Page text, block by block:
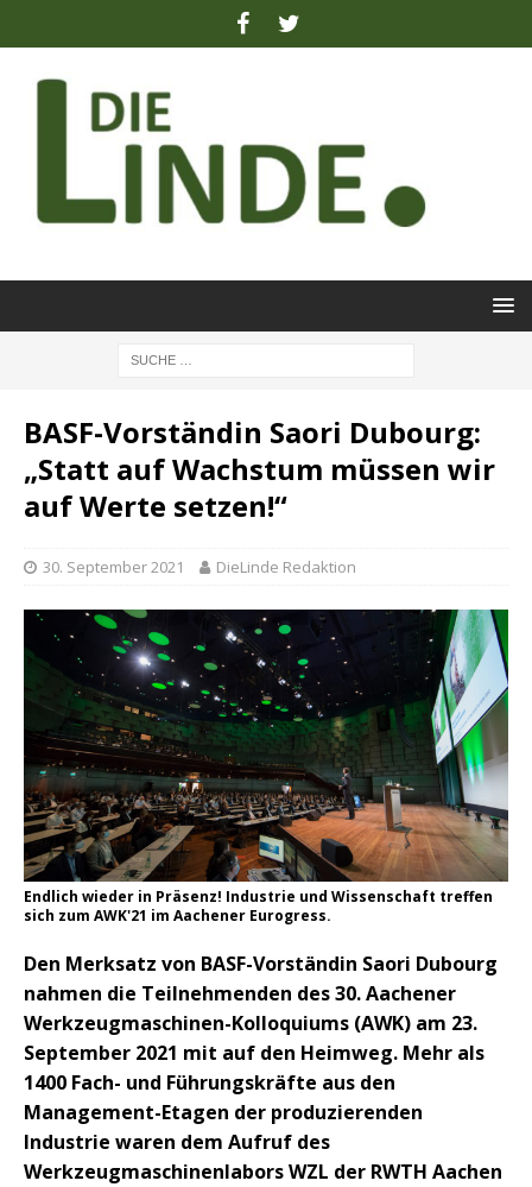
BASF-Vorständin Saori Dubourg:
„Statt auf Wachstum müssen wir
auf Werte setzen!“
30. September 2021 DieLinde Redaktion
Endlich wieder in Präsenz! Industrie und Wissenschaft treffen
sich zum AWK'21 im Aachener Eurogress.
Den Merksatz von BASF-Vorständin Saori Dubourg
nahmen die Teilnehmenden des 30. Aachener
Werkzeugmaschinen-Kolloquiums (AWK) am 23.
September 2021 mit auf den Heimweg. Mehr als
1400 Fach- und Führungskräfte aus den
Management-Etagen der produzierenden
Industrie waren dem Aufruf des
Werkzeugmaschinenlabors WZL der RWTH Aachen